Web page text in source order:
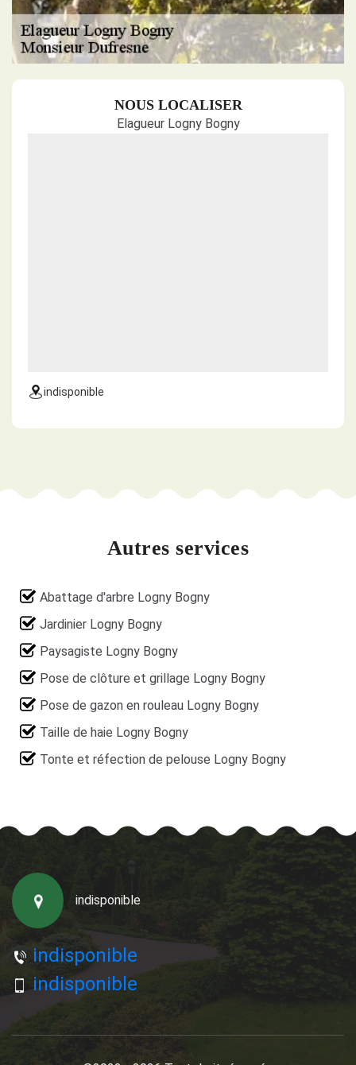
NOUS LOCALISER
Elagueur Logny Bogny
indisponible
Autres services
Abattage d'arbre Logny Bogny
Jardinier Logny Bogny
Paysagiste Logny Bogny
Pose de clôture et grillage Logny Bogny
Pose de gazon en rouleau Logny Bogny
Taille de haie Logny Bogny
Tonte et réfection de pelouse Logny Bogny
indisponible
indisponible
indisponible